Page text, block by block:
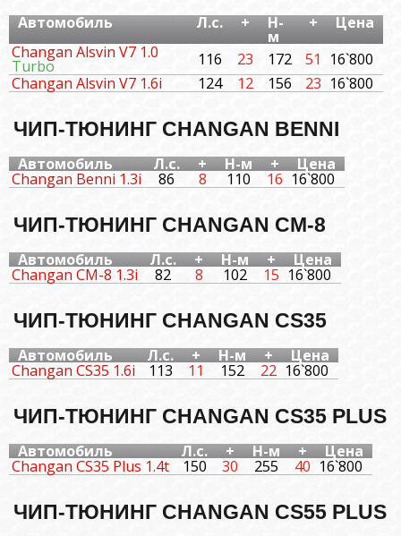
Автомобиль Л.с. + Н-
м
+
Цена
Changan Alsvin V7 1.0
Turbo 116 23 172 51 16`800
Changan Alsvin V7 1.6i
124 12 156 23 16`800
ЧИП-ТЮНИНГ CHANGAN BENNI
Автомобиль Л.с. + Н-м + Цена
Changan Benni 1.3i 86 8 110 16 16`800
ЧИП-ТЮНИНГ CHANGAN CM-8
Автомобиль Л.с. + Н-м + Цена
Changan CM-8 1.3i 82 8 102 15 16`800
ЧИП-ТЮНИНГ CHANGAN CS35
Автомобиль Л.с. + Н-м + Цена
Changan CS35 1.6i 113 11 152 22 16`800
ЧИП-ТЮНИНГ CHANGAN CS35 PLUS
Автомобиль Л.с. + Н-м + Цена
Changan CS35 Plus 1.4t 150 30 255 40 16`800
ЧИП-ТЮНИНГ CHANGAN CS55 PLUS